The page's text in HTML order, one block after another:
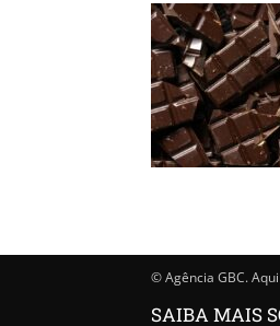
© Agência GBC.
SAIBA MAIS